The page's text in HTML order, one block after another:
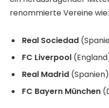
renommierte Vereine wie:
Real Sociedad
FC Liverpool
Real Madrid (Spanien)
FC Bayern München